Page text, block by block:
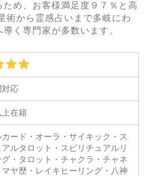
め、お客様満足度９７％と高
術から霊感占いまで多岐にわ
く専門家が多数います。
対応
上在籍
ード・オーラ・サイキック・ス
アルタロット・スピリチュアルリ
・タロット・チャクラ・チャネ
マヤ歴・レイキヒーリング・八神